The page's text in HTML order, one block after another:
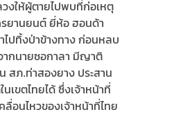
งให้ผู้ตายไปพบที่ก่อเหตุ
รยานยนต์ ยี่ห้อ ฮอนด้า
ไปทิ้งป่าข้างทาง ก่อนหลบ
ากนายซอกาลา มีญาติ
สภ.ท่าสองยาง ประสาน
ขตไทยได้ ซึ่งเจ้าหน้าที่
อนไหวของเจ้าหน้าที่ไทย